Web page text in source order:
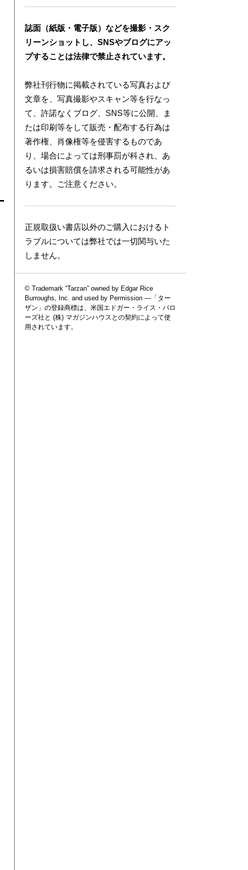
誌面（紙版・電子版）などを撮影・スク
リーンショットし、SNSやブログにアッ
プすることは法律で禁止されています。
弊社刊行物に掲載されている写真および
文章を、写真撮影やスキャン等を行なっ
て、許諾なくブログ、SNS等に公開、ま
たは印刷等をして販売・配布する行為は
著作権、肖像権等を侵害するものであ
り、場合によっては刑事罰が科され、あ
るいは損害賠償を請求される可能性があ
ります。ご注意ください。
正規取扱い書店以外のご購入におけるト
ラブルについては弊社では一切関与いた
しません。
© Trademark “Tarzan” owned by Edgar Rice
Burroughs, Inc. and used by Permission —「ター
ザン」の登録商標は、米国エドガー・ライス・バロ
ーズ社と (株) マガジンハウスとの契約によって使
用されています。